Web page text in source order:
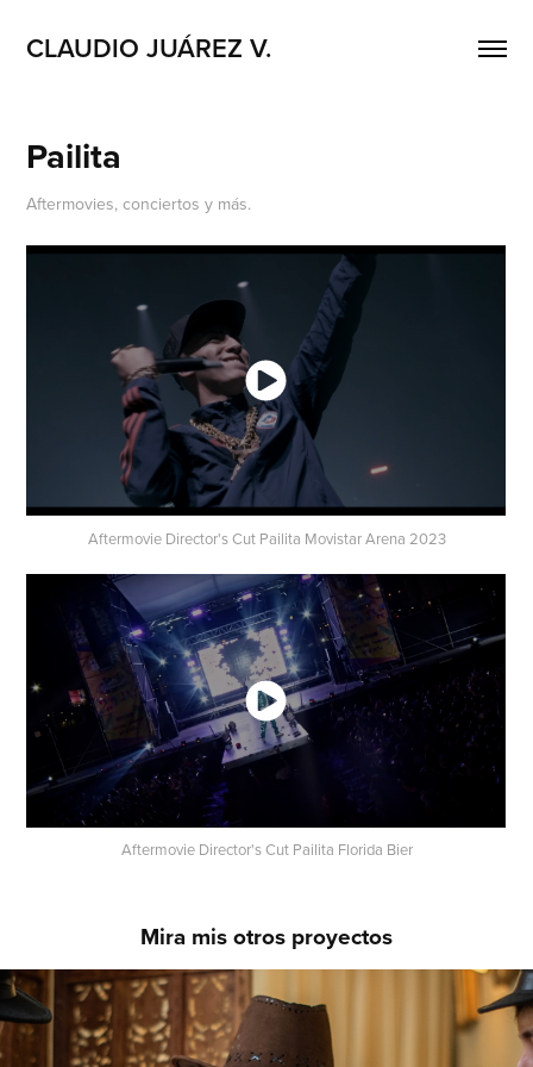
CLAUDIO JUÁREZ V.
Pailita
Aftermovies, conciertos y más.
Aftermovie Director's Cut Pailita Movistar Arena 2023
Aftermovie Director's Cut Pailita Florida Bier
Mira mis otros proyectos
Maltrunks